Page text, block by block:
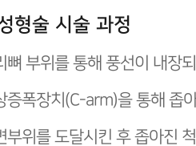
형술 시술 과정
뼈 부위를 통해 풍선이 내장
증폭장치(C-arm)을 통해 좁
부위를 도달시킨 후 좁아진